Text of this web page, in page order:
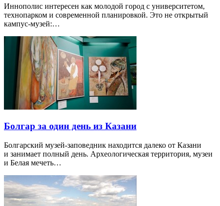
Иннополис интересен как молодой город с университетом,
технопарком и современной планировкой. Это не открытый
кампус-музей:…
Болгар за один день из Казани
Болгарский музей-заповедник находится далеко от Казани
и занимает полный день. Археологическая территория, музеи
и Белая мечеть…